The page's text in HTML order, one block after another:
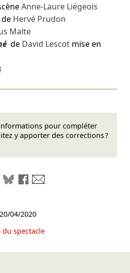
Anne-Laure Liégeois
Hervé Prudon
Malte
de David Lescotmise en
pour compléter
y apporter des corrections ?
le liensur LinkedIn
Partager sur Mastodon
Partager sur Bluesky
Partager sur Facebook
20/04/2020
spectacle